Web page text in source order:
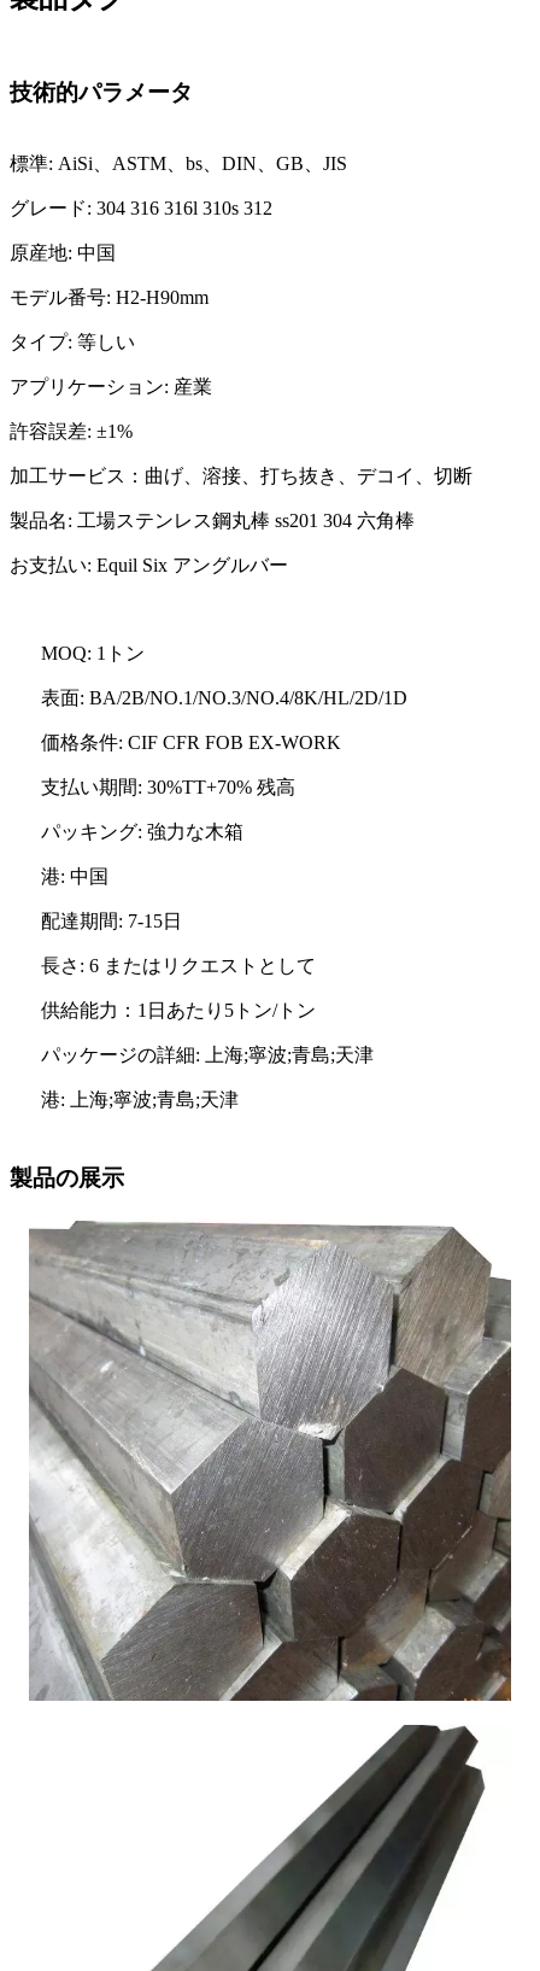
技術的パラメータ
標準: AiSi、ASTM、bs、DIN、GB、JIS
グレード: 304 316 316l 310s 312
原産地: 中国
モデル番号: H2-H90mm
タイプ: 等しい
アプリケーション: 産業
許容誤差: ±1%
加工サービス：曲げ、溶接、打ち抜き、デコイ、切断
製品名: 工場ステンレス鋼丸棒 ss201 304 六角棒
お支払い: Equil Six アングルバー
MOQ: 1トン
表面: BA/2B/NO.1/NO.3/NO.4/8K/HL/2D/1D
価格条件: CIF CFR FOB EX-WORK
支払い期間: 30%TT+70% 残高
パッキング: 強力な木箱
港: 中国
配達期間: 7-15日
長さ: 6 またはリクエストとして
供給能力：1日あたり5トン/トン
パッケージの詳細: 上海;寧波;青島;天津
港: 上海;寧波;青島;天津
製品の展示